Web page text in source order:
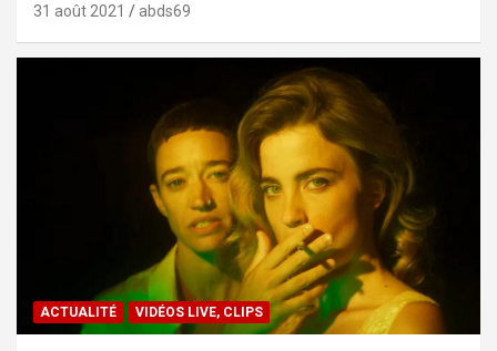
31 août 2021 abds69
ACTUALITÉ VIDÉOS LIVE, CLIPS